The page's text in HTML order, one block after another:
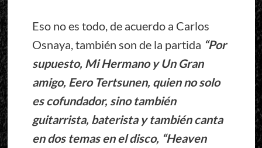
Eso no es todo, de acuerdo a Carlos
Osnaya, también son de la partida “Por
supuesto, Mi Hermano y Un Gran
amigo, Eero Tertsunen, quien no solo
es cofundador, sino también
guitarrista, baterista y también canta
en dos temas en el disco, “Heaven